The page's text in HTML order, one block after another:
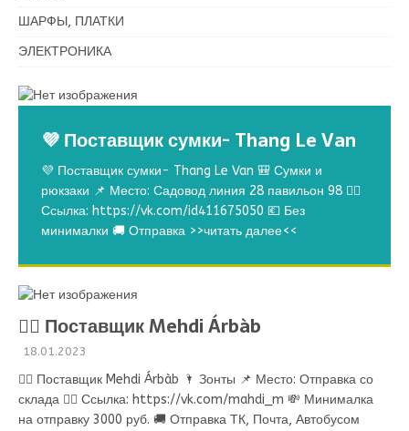
ШАРФЫ, ПЛАТКИ
ЭЛЕКТРОНИКА
💜 Поставщик сумки- Thang Le Van
💜 Поставщик сумки- Thang Le Van 🎒 Сумки и
рюкзаки 📌 Место: Садовод линия 28 павильон 98 👉🏻
Ссылка: https://vk.com/id411675050 💶 Без
минималки 🚚 Отправка >>читать далее<<
💁‍♂ Поставщик Mehdi Árbàb
18.01.2023
💁‍♂ Поставщик Mehdi Árbàb 🌂 Зонты 📌 Место: Отправка со
склада 👉🏻 Ссылка: https://vk.com/mahdi_m 💸 Минималка
на отправку 3000 руб. 🚚 Отправка ТК, Почта, Автобусом